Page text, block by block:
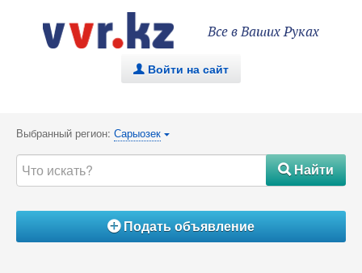
Все в Ваших Руках
. Войти на сайт
Выбранный регион: Сарыозек {
#Найти
ÁПодать объявление